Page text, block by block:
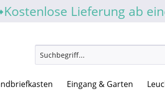
Lieferung ab
Eingang & Garten